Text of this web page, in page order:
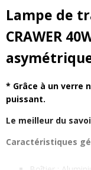
Lampe de
CRAWER
* Grâce à un verre
puissant.
Le meilleur du
Caractéristiques